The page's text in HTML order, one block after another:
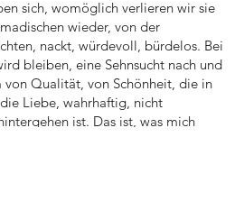
sich, womöglich verlieren wir sie
wieder, von der
nackt, würdevoll, bürdelos. Bei
bleiben, eine Sehnsucht nach und
Qualität, von Schönheit, die in
Liebe, wahrhaftig, nicht
ist. Das ist, was mich